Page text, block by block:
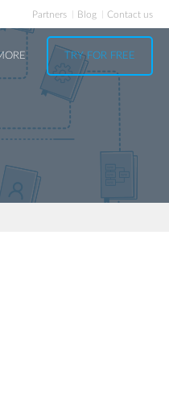
Partners Blog Contact us
TRY FOR FREE